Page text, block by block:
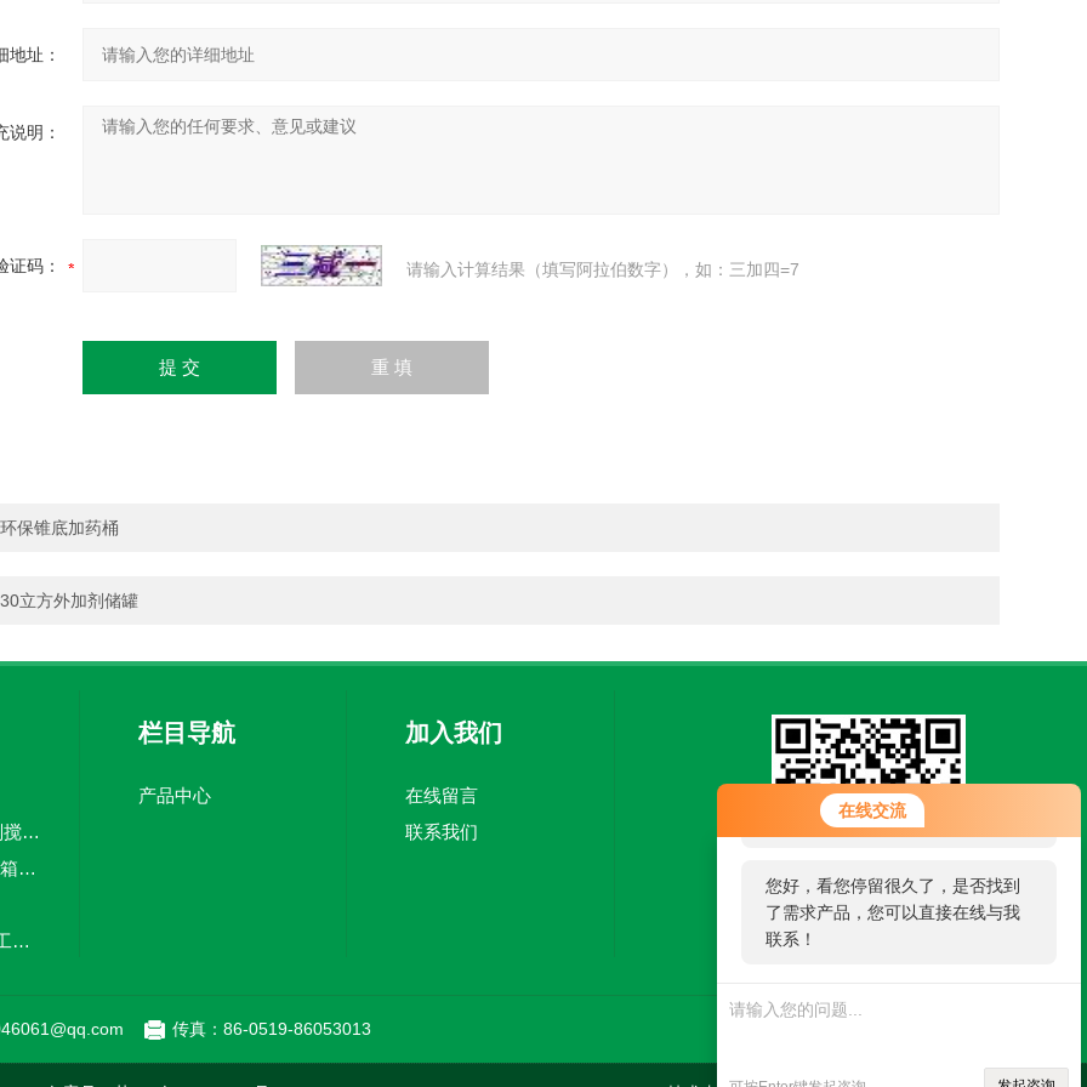
在线交流
您好！欢迎前来咨询，很高兴为您
服务，请问您要咨询什么问题呢？
您好，看您停留很久了，是否找到
了需求产品，您可以直接在线与我
联系！
地址：
说明：
证码： 请输入计算结果（填写阿拉伯数字），如：三加四=7
环保锥底加药桶
30立方外加剂储罐
5吨pe加药箱絮凝剂搅拌桶溶盐箱计量桶
CMC-3000Lpe加药箱计量泵加药罐
20立方塑料储罐化工储罐防腐储罐PE桶
栏目导航
产品中心
加入我们
在线留言
联系我们
扫一扫，关注微信
传真：86-0519-86053013